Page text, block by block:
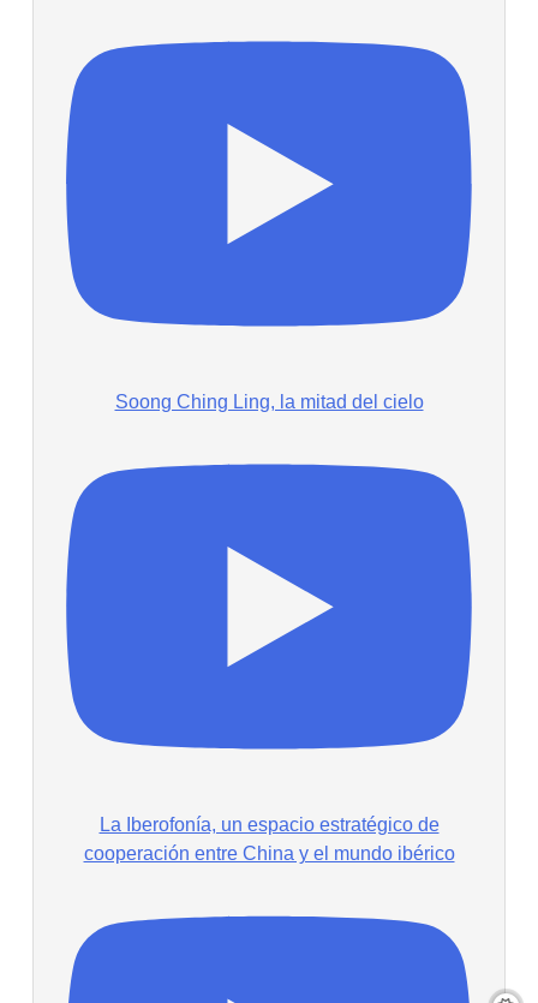
Soong Ching Ling, la mitad del cielo
La Iberofonía, un espacio estratégico de
cooperación entre China y el mundo ibérico